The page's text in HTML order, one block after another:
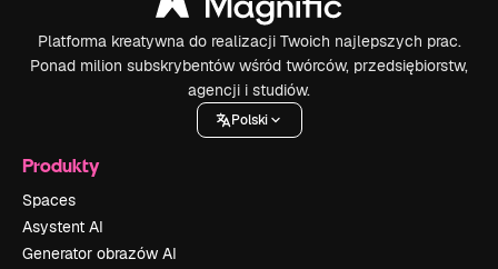
Platforma kreatywna do realizacji Twoich najlepszych prac.
Ponad milion subskrybentów wśród twórców, przedsiębiorstw,
agencji i studiów.
Polski
Produkty
Spaces
Asystent AI
Generator obrazów AI